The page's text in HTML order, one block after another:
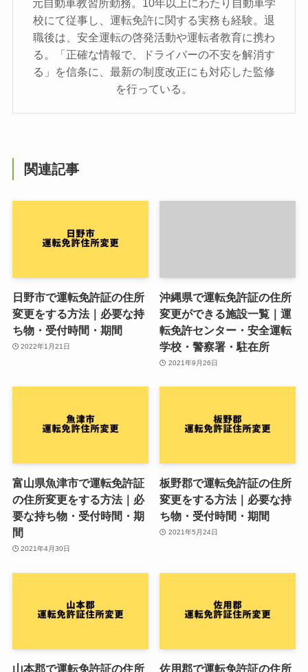
元自動車教習所勤務。10年以上にわたり自動車学
校にて従事し、運転免許に関する実務も経験。退
職後は、安全運転の啓発活動や運転者教育に携わ
る。「正確な情報で、ドライバーの不安を解消す
る」を信条に、最新の制度改正にも対応した監修
を行っている。
関連記事
日野市で運転免許証の住所
変更をする方法｜必要な持
ち物・受付時間・期間
2022年1月21日
沖縄県で運転免許証の住所
変更ができる施設一覧｜運
転免許センター・安全運転
学校・警察署・駐在所
2021年9月26日
富山県魚津市で運転免許証
の住所変更をする方法｜必
要な持ち物・受付時間・期
間
2021年4月30日
板野郡で運転免許証の住所
変更をする方法｜必要な持
ち物・受付時間・期間
2021年5月24日
山本郡で運転免許証の住所
佐用郡で運転免許証の住所